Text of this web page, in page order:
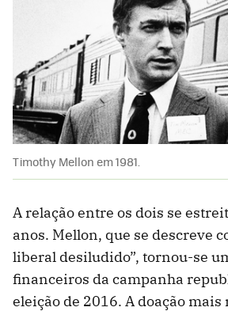
Timothy Mellon em 1981.
A relação entre os dois se
anos. Mellon, que se descreve
liberal desiludido”, tornou-se
financeiros da campanha
eleição de 2016. A doação